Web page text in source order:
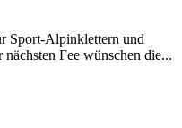
Sport-Alpinklettern und
Fee wünschen die...